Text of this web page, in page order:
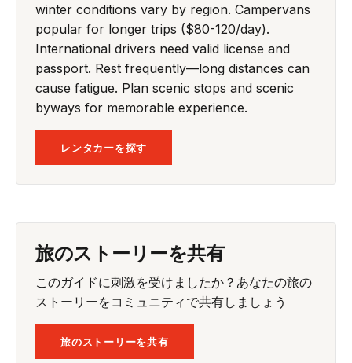
winter conditions vary by region. Campervans
popular for longer trips ($80-120/day).
International drivers need valid license and
passport. Rest frequently—long distances can
cause fatigue. Plan scenic stops and scenic
byways for memorable experience.
レンタカーを探す
旅のストーリーを共有
このガイドに刺激を受けましたか？あなたの旅の
ストーリーをコミュニティで共有しましょう
旅のストーリーを共有